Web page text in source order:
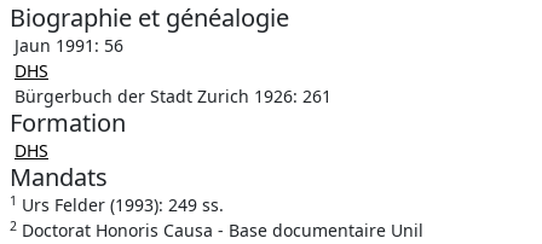
Biographie et généalogie
Jaun 1991: 56
DHS
Bürgerbuch der Stadt Zurich 1926: 261
Formation
DHS
Mandats
1 Urs Felder (1993): 249 ss.
2 Doctorat Honoris Causa - Base documentaire Unil